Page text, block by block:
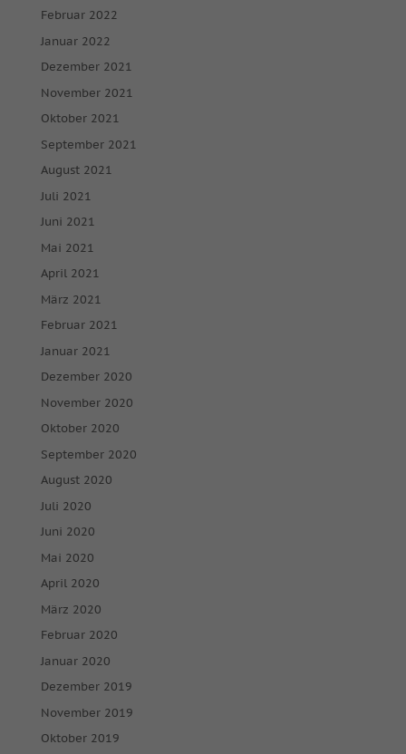
Februar 2022
Januar 2022
Dezember 2021
November 2021
Oktober 2021
September 2021
August 2021
Juli 2021
Juni 2021
Mai 2021
April 2021
März 2021
Februar 2021
Januar 2021
Dezember 2020
November 2020
Oktober 2020
September 2020
August 2020
Juli 2020
Juni 2020
Mai 2020
April 2020
März 2020
Februar 2020
Januar 2020
Dezember 2019
November 2019
Oktober 2019